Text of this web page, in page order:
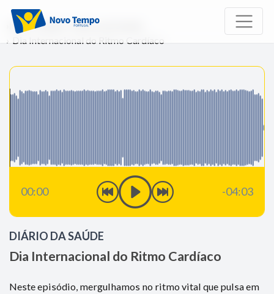
Início Rádio
Diário da Saúde
Dia Internacional do Ritmo Cardíaco
00:00 -04:03
DIÁRIO DA SAÚDE
Dia Internacional do Ritmo Cardíaco
Neste episódio, mergulhamos no ritmo vital que pulsa em